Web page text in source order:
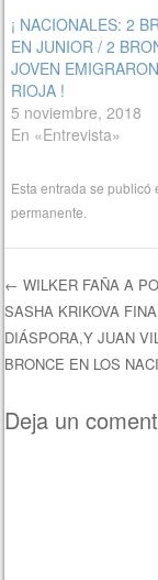
¡ NACIONALES: 2
EN JUNIOR / 2
JOVEN
RIOJA !
5 noviembre, 2018
En «Entrevista»
Esta entrada se
permanente
← WILKER FAÑA A
SASHA KRIKOVA
DIÁSPORA,Y JUAN
BRONCE EN LOS
Deja un